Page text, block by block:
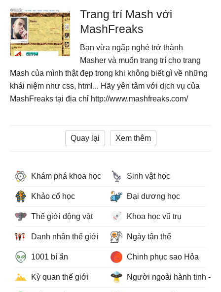
Trang trí Mash với
MashFreaks
Bạn vừa ngấp nghé trở thành
Masher và muốn trang trí cho trang
Mash của mình thật đẹp trong khi không biết gì về những
khái niệm như css, html... Hãy yên tâm với dịch vụ của
MashFreaks tại địa chỉ http://www.mashfreaks.com/
Quay lại Xem thêm
Khám phá khoa học Sinh vật học
Khảo cổ học Đại dương học
Thế giới động vật Khoa học vũ trụ
Danh nhân thế giới Ngày tận thế
1001 bí ẩn Chinh phục sao Hỏa
Kỳ quan thế giới Người ngoài hành tinh -